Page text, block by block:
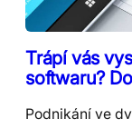
Trápí vás
softwaru?
Podnikání ve